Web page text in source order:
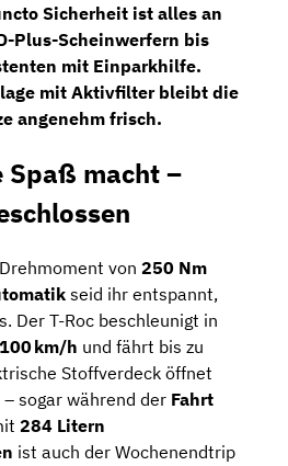
Sicherheit ist alles an
Plus-Scheinwerfern bis
mit Einparkhilfe.
mit Aktivfilterbleibt die
angenehm frisch.
Spaß macht –
von 250 Nm
seid ihr entspannt,
Der T-Roc beschleunigt in
km/h und fährt bis zu
Stoffverdeck öffnet
– sogar während der Fahrt
284 Litern
ist auch der Wochenendtrip